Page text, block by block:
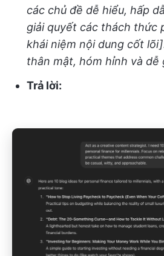
các chủ đề dễ hiểu, hấp
giải quyết các thách thức
khái niệm nội dung cốt
thân mật, hóm hỉnh và dễ
Trả lời: